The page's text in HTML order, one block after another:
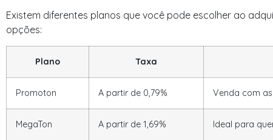
Existem diferentes planos que você pode escolher ao
opções:
Plano Taxa
Promoton A partir de 0,79% Venda com
MegaTon A partir de 1,69% Ideal para